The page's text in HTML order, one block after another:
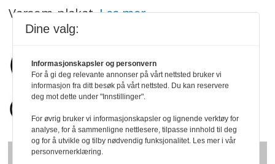
Varsom-plakat.Les mer.
Dine valg:
Informasjonskapsler og personvern
For å gi deg relevante annonser på vårt nettsted bruker vi
informasjon fra ditt besøk på vårt nettsted. Du kan reservere
deg mot dette under "Innstillinger".
For øvrig bruker vi informasjonskapsler og lignende verktøy for
analyse, for å sammenligne nettlesere, tilpasse innhold til deg
og for å utvikle og tilby nødvendig funksjonalitet. Les mer i vår
personvernerklæring.